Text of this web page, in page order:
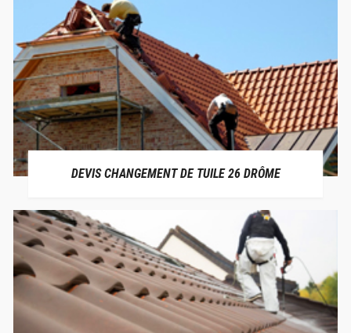
DEVIS CHANGEMENT DE TUILE 26 DRÔME